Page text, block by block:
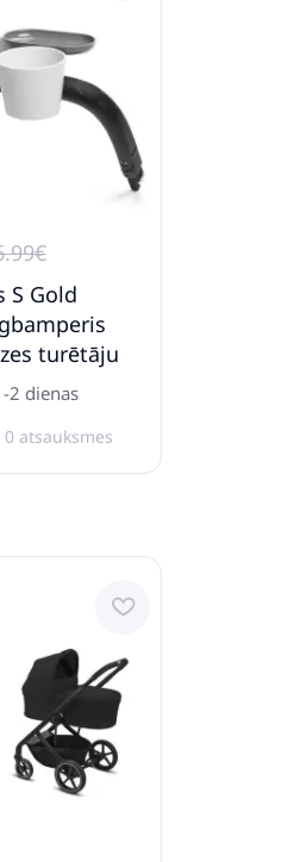
S Gold
turētāju
2 dienas
0 atsauksmes